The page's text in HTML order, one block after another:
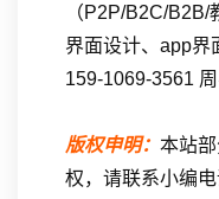
（P2P/B2C/
界面设计、app界
159-1069-3561
版权申明： 本站
权，请联系小编